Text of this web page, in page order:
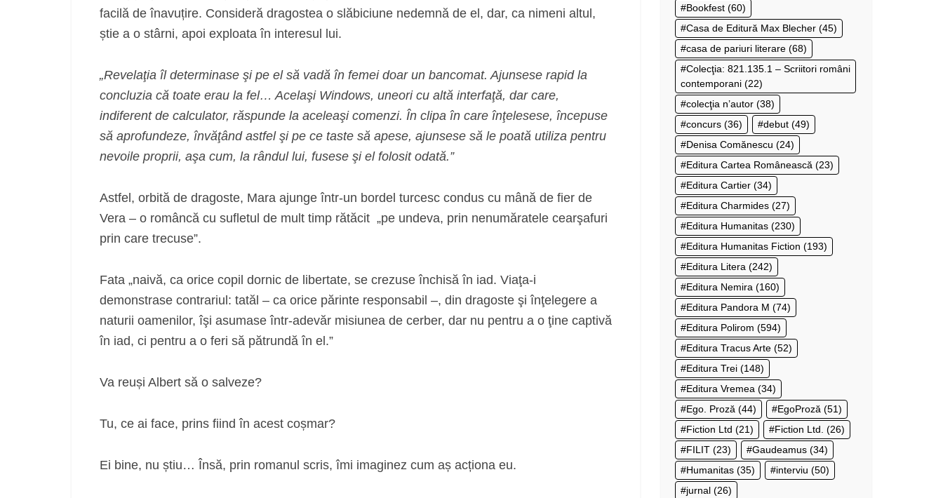
facilă de înavuțire. Consideră dragostea o slăbiciune nedemnă de el, dar, ca nimeni altul,
știe a o stârni, apoi exploata în interesul lui.
„Revelaţia îl determinase şi pe el să vadă în femei doar un bancomat. Ajunsese rapid la
concluzia că toate erau la fel… Acelaşi Windows, uneori cu altă interfaţă, dar care,
indiferent de calculator, răspunde la aceleaşi comenzi. În clipa în care înţelesese, începuse
să aprofundeze, învăţând astfel şi pe ce taste să apese, ajunsese să le poată utiliza pentru
nevoile proprii, aşa cum, la rândul lui, fusese şi el folosit odată.”
Astfel, orbită de dragoste, Mara ajunge într-un bordel turcesc condus cu mână de fier de
Vera – o româncă cu sufletul de mult timp rătăcit „pe undeva, prin nenumăratele cearşafuri
prin care trecuse”.
Fata „naivă, ca orice copil dornic de libertate, se crezuse închisă în iad. Viaţa‑i
demonstrase contrariul: tatăl – ca orice părinte responsabil –, din dragoste şi înţelegere a
naturii oamenilor, îşi asumase într‑adevăr misiunea de cerber, dar nu pentru a o ţine captivă
în iad, ci pentru a o feri să pătrundă în el.”
Va reuși Albert să o salveze?
Tu, ce ai face, prins fiind în acest coșmar?
Ei bine, nu știu… Însă, prin romanul scris, îmi imaginez cum aș acționa eu.
Bookfest (60)
Casa de Editură Max Blecher (45)
casa de pariuri literare (68)
Colecţia: 821.135.1 – Scriitori români
contemporani (22)
colecţia n’autor (38)
concurs (36) debut (49)
Denisa Comănescu (24)
Editura Cartea Românească (23)
Editura Cartier (34)
Editura Charmides (27)
Editura Humanitas (230)
Editura Humanitas Fiction (193)
Editura Litera (242)
Editura Nemira (160)
Editura Pandora M (74)
Editura Polirom (594)
Editura Tracus Arte (52)
Editura Trei (148)
Editura Vremea (34)
Ego. Proză (44) EgoProză (51)
Fiction Ltd (21) Fiction Ltd. (26)
FILIT (23) Gaudeamus (34)
Humanitas (35) interviu (50)
jurnal (26)